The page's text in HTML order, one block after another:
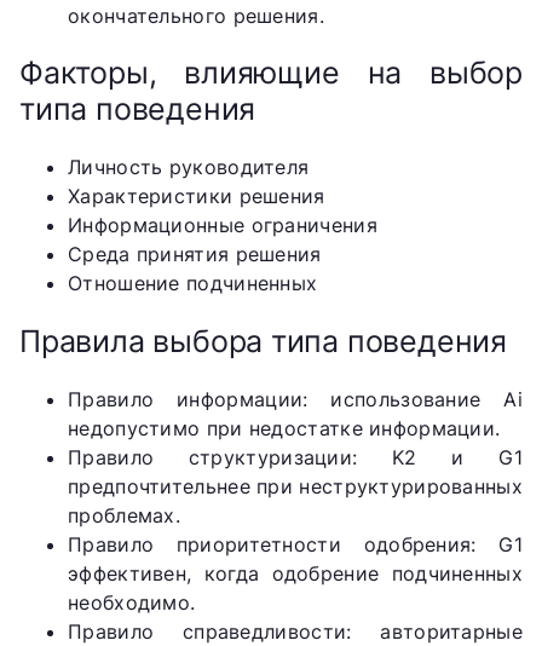
окончательного решения.
Факторы, влияющие на выбор
типа поведения
Личность руководителя
Характеристики решения
Информационные ограничения
Среда принятия решения
Отношение подчиненных
Правила выбора типа поведения
Правило информации: использование Ai
недопустимо при недостатке информации.
Правило структуризации: K2 и G1
предпочтительнее при неструктурированных
проблемах.
Правило приоритетности одобрения: G1
эффективен, когда одобрение подчиненных
необходимо.
Правило справедливости: авторитарные